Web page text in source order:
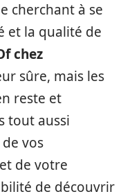
cherchant à se
et la qualité de
chez
sûre, mais les
reste et
tout aussi
vos
de votre
de découvrir